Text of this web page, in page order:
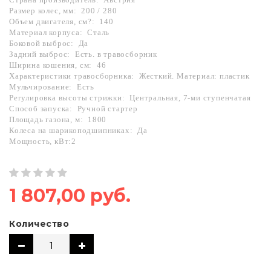
Размер колес, мм:
200 / 280
Объем двигателя, см?:
140
Материал корпуса:
Сталь
Боковой выброс:
Да
Задний выброс:
Есть. в травосборник
Ширина кошения, см:
46
Характеристики травосборника:
Жесткий. Материал: пластик
Мульчирование:
Есть
Регулировка высоты стрижки:
Центральная, 7-ми ступенчатая
Способ запуска:
Ручной стартер
Площадь газона, м:
1800
Колеса на шарикоподшипниках:
Да
Мощность, кВт:2
1 807,00 руб.
Количество